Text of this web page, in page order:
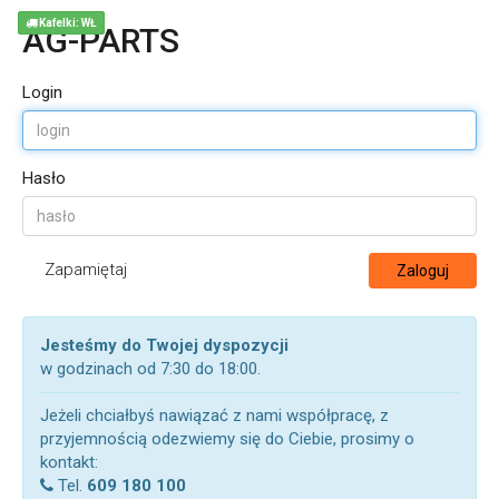
AG-PARTS
Login
Hasło
Zapamiętaj Zaloguj
Jesteśmy do Twojej dyspozycji
w godzinach od 7:30 do 18:00.
Jeżeli chciałbyś nawiązać z nami współpracę, z
przyjemnością odezwiemy się do Ciebie, prosimy o
kontakt:
Tel. 609 180 100
Kafelki: WŁ